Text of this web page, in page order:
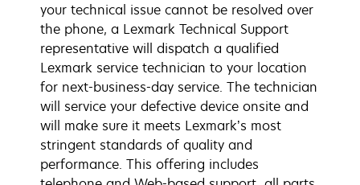
your technical issue cannot be resolved over
the phone, a Lexmark Technical Support
representative will dispatch a qualified
Lexmark service technician to your location
for next-business-day service. The technician
will service your defective device onsite and
will make sure it meets Lexmark’s most
stringent standards of quality and
performance. This offering includes